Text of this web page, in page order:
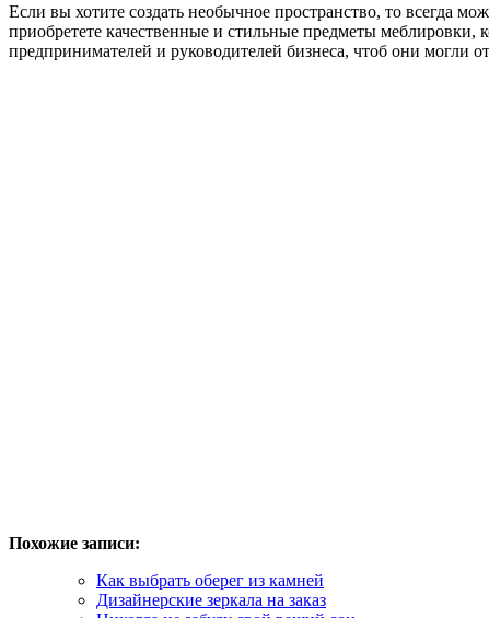
Если вы хотите создать необычное пространство, то всегда
приобретете качественные и стильные предметы меблировки,
предпринимателей и руководителей бизнеса, чтоб они могли
Похожие записи:
Как выбрать оберег из камней
Дизайнерские зеркала на заказ